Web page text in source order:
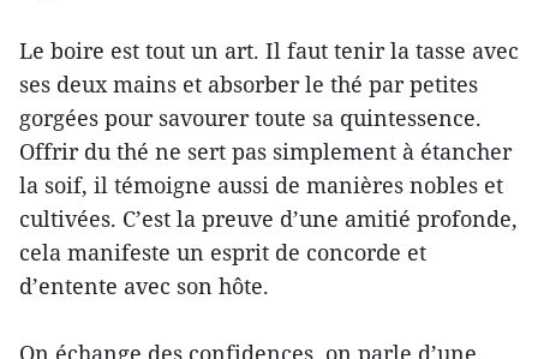
Le boire est tout un art. Il faut tenir la tasse avec
ses deux mains et absorber le thé par petites
gorgées pour savourer toute sa quintessence.
Offrir du thé ne sert pas simplement à étancher
la soif, il témoigne aussi de manières nobles et
cultivées. C’est la preuve d’une amitié profonde,
cela manifeste un esprit de concorde et
d’entente avec son hôte.